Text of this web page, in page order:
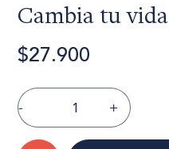
Cambia tu vida
$27.900
- +